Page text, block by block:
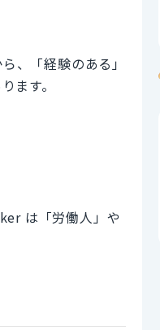
、「経験のある」
ます。
は「労働人」や